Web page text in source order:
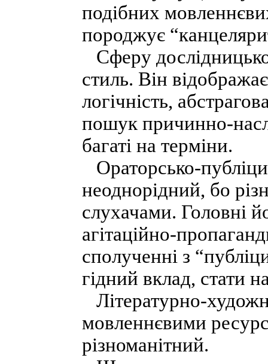
подібних
породжує
Сферу
стиль. Він
логічність,
пошук причинно-
багаті на терміни.
Ораторсько-
неоднорідний, бо
слухачами. Головні
агітаційно-
сполученні з
гідний вклад, стати
Літературно-
мовленнєвими
різноманітний.